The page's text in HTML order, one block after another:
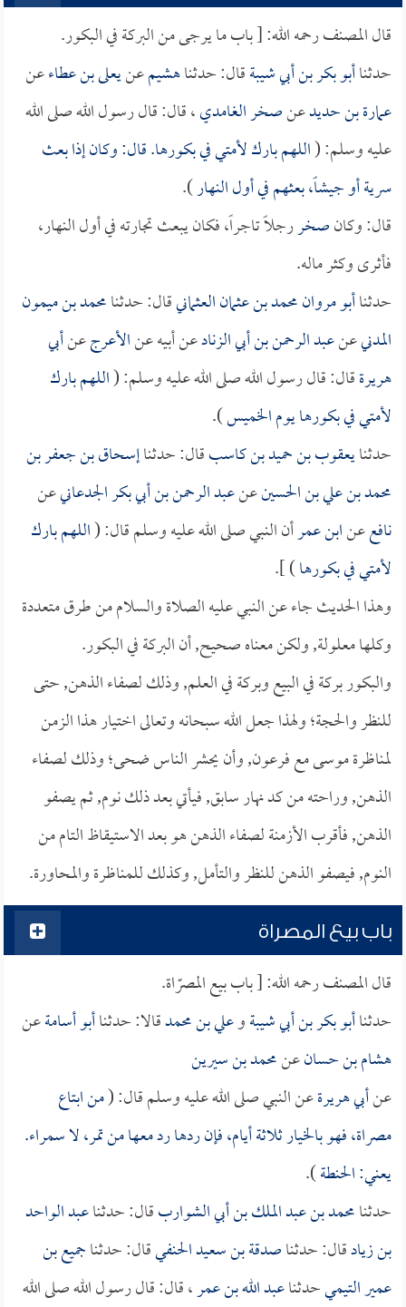
قال المصنف رحمه الله: [ باب ما يرجى من البركة في البكور.
حدثناأبو بكر بن أبي شيبةقال: حدثناهشيمعنيعلى بن عطاءعن
عمارة بن حديدعنصخر الغامدي، قال: قال رسول الله صلى الله
عليه وسلم: (اللهم بارك لأمتي في بكورها. قال: وكان إذا بعث
سرية أو جيشاً، بعثهم في أول النهار).
قال: وكانصخررجلاً تاجراً، فكان يبعث تجارته في أول النهار،
فأثرى وكثر ماله.
حدثناأبو مروان محمد بن عثمان العثمانيقال: حدثنامحمد بن ميمون
المدنيعنعبد الرحمن بن أبي الزنادعن أبيه عنالأعرجعنأبي
هريرةقال: قال رسول الله صلى الله عليه وسلم: (اللهم بارك
لأمتي في بكورها يوم الخميس).
حدثنايعقوب بن حميد بن كاسبقال: حدثناإسحاق بن جعفر بن
محمد بن علي بن الحسينعنعبد الرحمن بن أبي بكر الجدعانيعن
نافععنابن عمرأن النبي صلى الله عليه وسلم قال: (اللهم بارك
لأمتي في بكورها) ].
وهذا الحديث جاء عن النبي عليه الصلاة والسلام من طرق متعددة
وكلها معلولة, ولكن معناه صحيح, أن البركة في البكور.
والبكور بركة في البيع وبركة في العلم, وذلك لصفاء الذهن, حتى
للنظر والحجة؛ ولهذا جعل الله سبحانه وتعالى اختيار هذا الزمن
لمناظرة موسى مع فرعون, وأن يحشر الناس ضحى؛ وذلك لصفاء
الذهن, وراحته من كد نهار سابق, فيأتي بعد ذلك نوم, ثم يصفو
الذهن, فأقرب الأزمنة لصفاء الذهن هو بعد الاستيقاظ التام من
النوم, فيصفو الذهن للنظر والتأمل, وكذلك للمناظرة والمحاورة.
باب بيع المصراة
قال المصنف رحمه الله: [ باب بيع المصرّاة.
حدثناأبو بكر بن أبي شيبةوعلي بن محمدقالا: حدثناأبو أسامةعن
هشام بن حسانعنمحمد بن سيرين
عنأبي هريرةعن النبي صلى الله عليه وسلم قال: (من ابتاع
مصراة، فهو بالخيار ثلاثة أيام، فإن ردها رد معها من تمر، لا سمراء.
يعني: الحنطة).
حدثنامحمد بن عبد الملك بن أبي الشواربقال: حدثناعبد الواحد
بن زيادقال: حدثناصدقة بن سعيد الحنفيقال: حدثناجميع بن
عمير التيميحدثناعبد الله بن عمر، قال: قال رسول الله صلى الله